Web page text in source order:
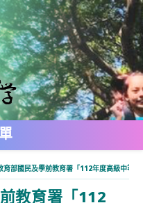
育部國民及學前教育署「112年度高級中等
教育署「112